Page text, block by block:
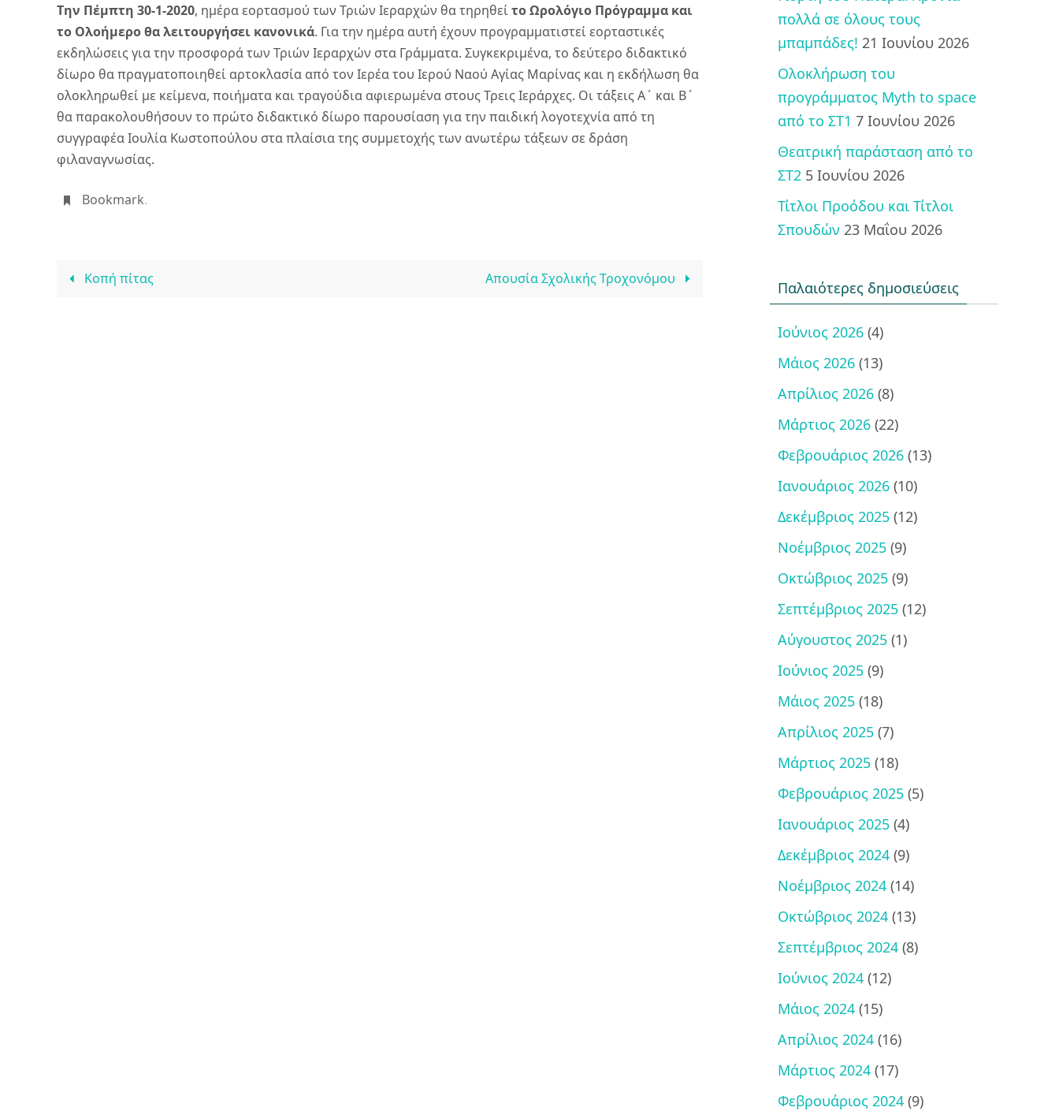
Tην Πέμπτη 30-1-2020, ημέρα εορτασμού των Τριών Ιεραρχών θα τηρηθείτο Ωρολόγιο Πρόγραμμα και
το Ολοήμερο θα λειτουργήσει κανονικά. Για την ημέρα αυτή έχουν προγραμματιστεί εορταστικές
εκδηλώσεις για την προσφορά των Τριών Ιεραρχών στα Γράμματα. Συγκεκριμένα, το δεύτερο διδακτικό
δίωρο θα πραγματοποιηθεί αρτοκλασία από τον Ιερέα του Ιερού Ναού Αγίας Μαρίνας και η εκδήλωση θα
ολοκληρωθεί με κείμενα, ποιήματα και τραγούδια αφιερωμένα στους Τρεις Ιεράρχες. Οι τάξεις Α΄ και Β΄
θα παρακολουθήσουν το πρώτο διδακτικό δίωρο παρουσίαση για την παιδική λογοτεχνία από τη
συγγραφέα Ιουλία Κωστοπούλου στα πλαίσια της συμμετοχής των ανωτέρω τάξεων σε δράση
φιλαναγνωσίας.
Bookmark.
Κοπή πίτας Απουσία Σχολικής Τροχονόμου
πολλά σε όλους τους
μπαμπάδες! 21 Ιουνίου 2026
Ολοκλήρωση του
προγράμματος Myth to space
από το ΣΤ1 7 Ιουνίου 2026
Θεατρική παράσταση από το
ΣΤ2 5 Ιουνίου 2026
Τίτλοι Προόδου και Τίτλοι
Σπουδών 23 Μαΐου 2026
Παλαιότερες δημοσιεύσεις
Ιούνιος 2026 (4)
Μάιος 2026 (13)
Απρίλιος 2026 (8)
Μάρτιος 2026 (22)
Φεβρουάριος 2026 (13)
Ιανουάριος 2026 (10)
Δεκέμβριος 2025 (12)
Νοέμβριος 2025 (9)
Οκτώβριος 2025 (9)
Σεπτέμβριος 2025 (12)
Αύγουστος 2025 (1)
Ιούνιος 2025 (9)
Μάιος 2025 (18)
Απρίλιος 2025 (7)
Μάρτιος 2025 (18)
Φεβρουάριος 2025 (5)
Ιανουάριος 2025 (4)
Δεκέμβριος 2024 (9)
Νοέμβριος 2024 (14)
Οκτώβριος 2024 (13)
Σεπτέμβριος 2024 (8)
Ιούνιος 2024 (12)
Μάιος 2024 (15)
Απρίλιος 2024 (16)
Μάρτιος 2024 (17)
Φεβρουάριος 2024 (9)